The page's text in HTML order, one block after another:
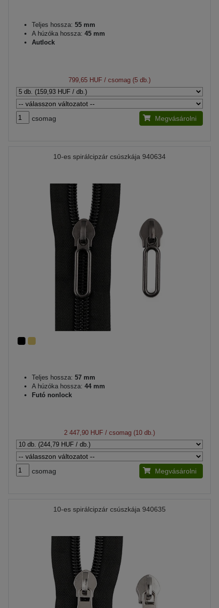
Teljes hossza: 55 mm
A húzóka hossza: 45 mm
Autlock
799,65 HUF / csomag (5 db.)
csomag Megvásárolni
10-es spirálcipzár csúszkája 940634
Teljes hossza: 57 mm
A húzóka hossza: 44 mm
Futó nonlock
2 447,90 HUF / csomag (10 db.)
csomag Megvásárolni
10-es spirálcipzár csúszkája 940635